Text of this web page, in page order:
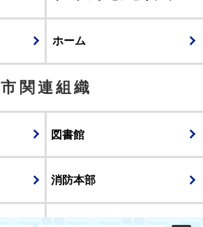
ホーム
市関連組織
図書館
消防本部